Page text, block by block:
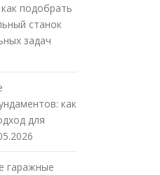
подобрать
станок
задач
как
для
гаражные